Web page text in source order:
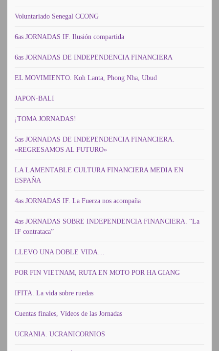
Voluntariado Senegal CCONG
6as JORNADAS IF. Ilusión compartida
6as JORNADAS DE INDEPENDENCIA FINANCIERA
EL MOVIMIENTO. Koh Lanta, Phong Nha, Ubud
JAPON-BALI
¡TOMA JORNADAS!
5as JORNADAS DE INDEPENDENCIA FINANCIERA.
«REGRESAMOS AL FUTURO»
LA LAMENTABLE CULTURA FINANCIERA MEDIA EN
ESPAÑA
4as JORNADAS IF. La Fuerza nos acompaña
4as JORNADAS SOBRE INDEPENDENCIA FINANCIERA. “La
IF contrataca”
LLEVO UNA DOBLE VIDA…
POR FIN VIETNAM, RUTA EN MOTO POR HA GIANG
IFITA. La vida sobre ruedas
Cuentas finales, Vídeos de las Jornadas
UCRANIA. UCRANICORNIOS